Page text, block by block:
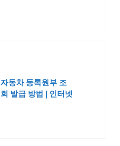
자동차 등록원부 조
회 발급 방법 | 인터넷